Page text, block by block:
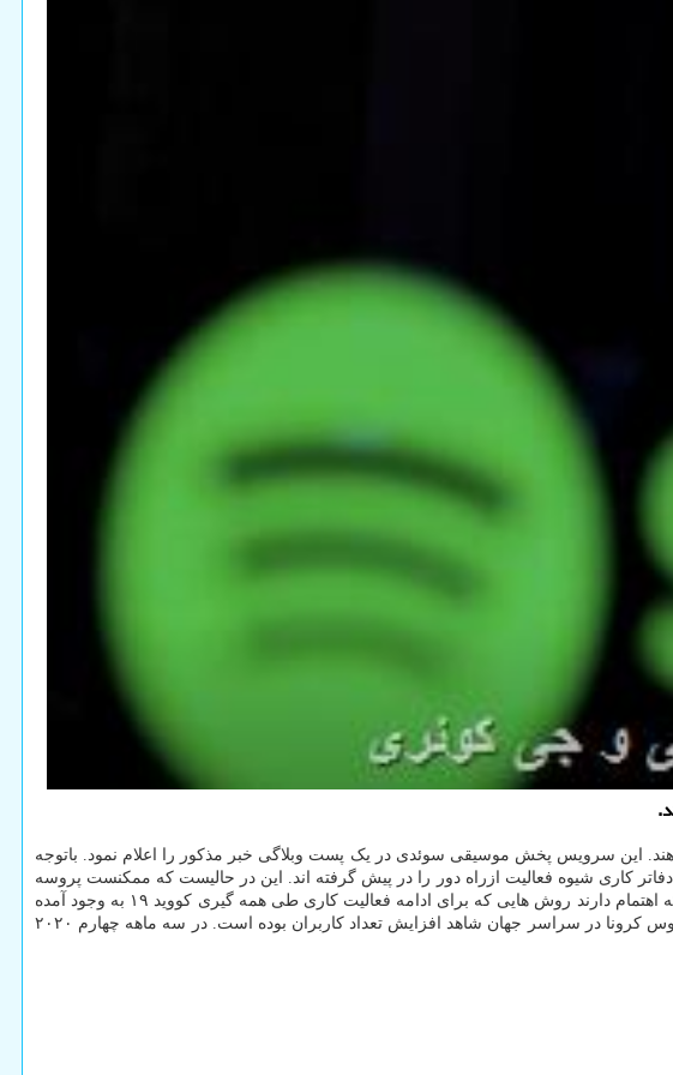
این سرویس پخش موسیقی سوئدی در یک پست وبلاگی خبر مذکور را اعلام نمود. باتوجه
کاری شیوه فعالیت ازراه دور را در پیش گرفته اند. این در حالیست که ممکنست پروسه
تزریق واکسن کووید ۱۹ به جمعیت نیمه سال جاری میلادی تکمیل شود. اقدام اسپاتیفای هم راستا با چند شرکت فناوری دیگر است که اهتمام دارند روش هایی که برای ادامه فعالیت کاری طی همه گیری کووید ۱۹ به وجود آمده
را بطور دائمی به کار گیرند. این شرکت سوئدی مشغول ارزیابی فضای دفاتر کاری خود در سراسر جهان است و طی همه گیری ویروس کرونا در سراسر جهان شاهد افزایش تعداد کاربران بوده است. در سه ماهه چهارم ۲۰۲۰